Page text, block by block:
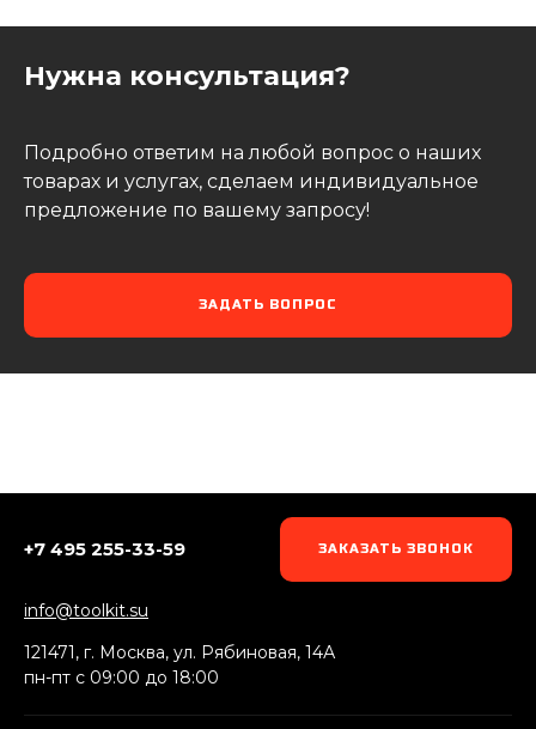
Нужна консультация?
Подробно ответим на любой вопрос о наших
товарах и услугах, сделаем индивидуальное
предложение по вашему запросу!
ЗАДАТЬ ВОПРОС
+7 495 255-33-59 ЗАКАЗАТЬ ЗВОНОК
info@toolkit.su
121471, г. Москва, ул. Рябиновая, 14А
пн-пт c 09:00 до 18:00